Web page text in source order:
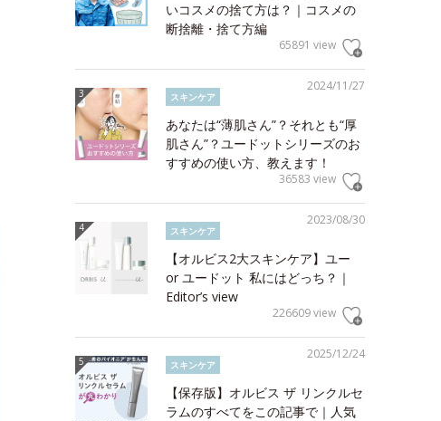
いコスメの捨て方は？｜コスメの
断捨離・捨て方編
65891 view
2024/11/27
スキンケア
あなたは“薄肌さん”？それとも“厚
肌さん”？ユードットシリーズのお
すすめの使い方、教えます！
36583 view
2023/08/30
スキンケア
【オルビス2大スキンケア】ユー
or ユードット 私にはどっち？｜
Editor’s view
226609 view
2025/12/24
スキンケア
【保存版】オルビス ザ リンクルセ
ラムのすべてをこの記事で｜人気